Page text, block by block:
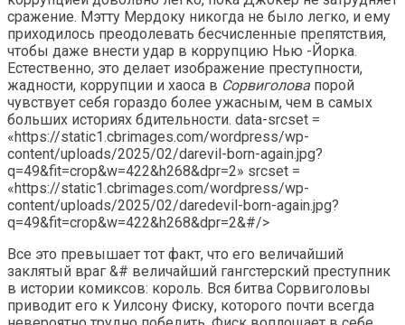
сражение. Мэтту Мердоку никогда не было легко, и ему
приходилось преодолевать бесчисленные препятствия,
чтобы даже внести удар в коррупцию Нью -Йорка.
Естественно, это делает изображение преступности,
жадности, коррупции и хаоса в Сорвиголова порой
чувствует себя гораздо более ужасным, чем в самых
больших историях бдительности. data-srcset =
«https://static1.cbrimages.com/wordpress/wp-
content/uploads/2025/02/darevil-born-again.jpg?
q=49&fit=crop&w=422&h268&dpr=2» srcset =
«https://static1.cbrimages.com/wordpress/wp-
content/uploads/2025/02/daredevil-born-again.jpg?
q=49&fit=crop&w=422&h268&dpr=2&#/>
Все это превышает тот факт, что его величайший
заклятый враг &# величайший гангстерский преступник
в истории комиксов: король. Вся битва Сорвиголовы
приводит его к Уилсону Фиску, которого почти всегда